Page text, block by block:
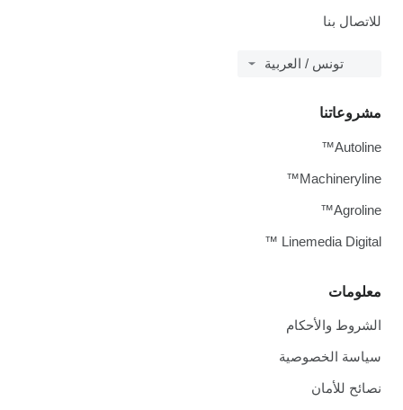
للاتصال بنا
تونس / العربية
معلومات
الشروط والأحكام
سياسة الخصوصية
نصائح للأمان
مشروعاتنا
Autoline™
Machineryline™
Agroline™
Linemedia Digital ™